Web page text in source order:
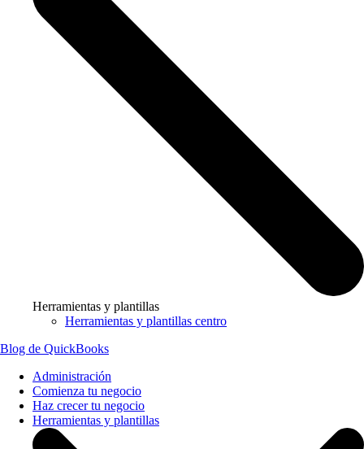
Herramientas y plantillas
Herramientas y plantillas centro
Blog de QuickBooks
Administración
Comienza tu negocio
Haz crecer tu negocio
Herramientas y plantillas